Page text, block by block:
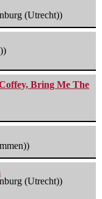
(Utrecht))
Bring Me The
(Utrecht))